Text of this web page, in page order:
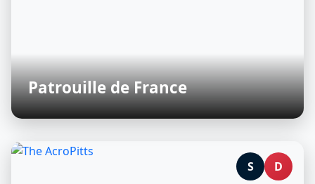
Patrouille de France
S D